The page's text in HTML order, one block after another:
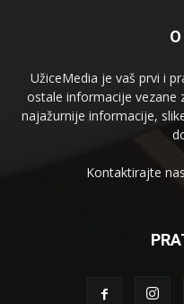
UžiceMedia je vaš prvi i
ostale informacije vezane
najažurnije informacije,
Kontaktirajte